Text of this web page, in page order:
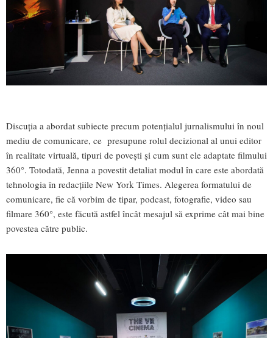
Discuția a abordat subiecte precum potențialul jurnalismului în noul
mediu de comunicare, ce presupune rolul decizional al unui editor
în realitate virtuală, tipuri de povești și cum sunt ele adaptate filmului
360°. Totodată, Jenna a povestit detaliat modul în care este abordată
tehnologia în redacțiile New York Times. Alegerea formatului de
comunicare, fie că vorbim de tipar, podcast, fotografie, video sau
filmare 360°, este făcută astfel încât mesajul să exprime cât mai bine
povestea către public.